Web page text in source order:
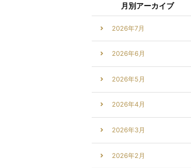
月別アーカイブ
2026年7月
2026年6月
2026年5月
2026年4月
2026年3月
2026年2月